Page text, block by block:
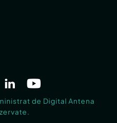
de Digital Antena